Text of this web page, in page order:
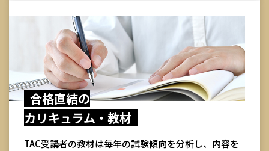
合格直結の
カリキュラム・教材
TAC受講者の教材は毎年の試験傾向を分析し、内容を